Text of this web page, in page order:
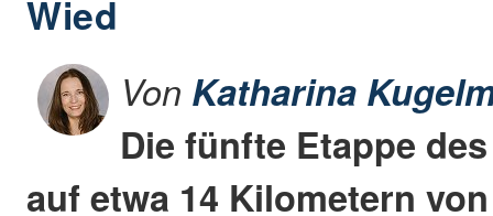
Wied
Von Katharina
Die fünfte Etappe
auf etwa 14 Kilometern